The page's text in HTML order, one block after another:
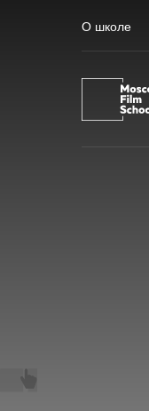
О школе